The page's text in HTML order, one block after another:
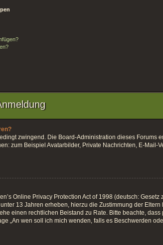
zwingend. Die Board-Administration dieses Forums
zum Beispiel Avatarbilder, Private Nachrichten, E-
Online Privacy Protection Act of 1998 (deutsch:
13 Jahren erheben, hierzu die Zustimmung der
einen rechtlichen Beistand zu Rate. Bitte beachte,
„An wen soll ich mich wenden, falls es Beschwerden